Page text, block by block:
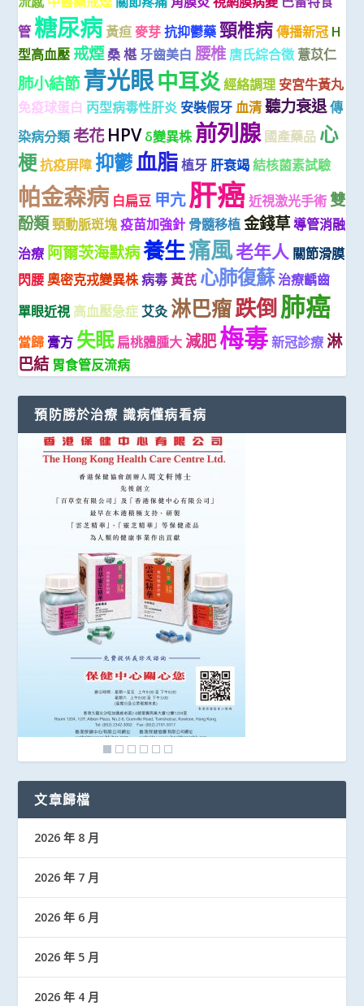
管 糖尿病黃疸 麥芽 抗抑鬱藥 頸椎病 傳播新冠 H
型高血壓 戒煙桑 椹 牙齒美白 腰椎唐氏綜合徵 薏苡仁
肺小結節青光眼中耳炎經絡調理 安宮牛黃丸
免疫球蛋白 丙型病毒性肝炎 安裝假牙 血清 聽力衰退傳
染病分類 老花 HPV δ變異株 前列腺 國產藥品 心
梗抗疫屏障 抑鬱血脂 植牙 肝衰竭 結核菌素試驗
帕金森病 白扁豆 甲亢肝癌 近視激光手術 雙
酚類頸動脈斑塊疫苗加強針 骨髓移植 金錢草導管消融
治療 阿爾茨海默病養生痛風老年人 關節滑膜
閃腰 奧密克戎變異株病毒 黃芪 心肺復蘇治療齲齒
單眼近視 高血壓急症 艾灸 淋巴瘤跌倒肺癌
當歸 膏方 失眠扁桃體腫大 減肥梅毒 新冠診療 淋
巴結 胃食管反流病
預防勝於治療 識病懂病看病
文章歸檔
2026 年 8 月
2026 年 7 月
2026 年 6 月
2026 年 5 月
2026 年 4 月